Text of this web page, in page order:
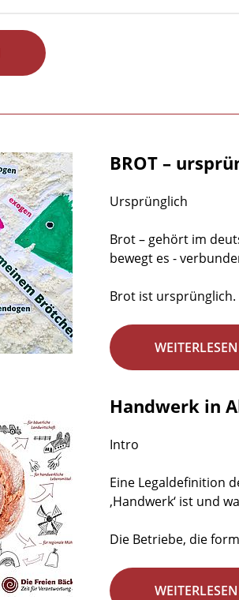
BROT –
Ursprünglich
Brot – gehört im
bewegt es -
Brot ist ursprünglich.
WEITERLESEN
Handwerk in
Intro
Eine Legaldefinition
‚Handwerk‘ ist und
Die Betriebe, die
WEITERLESEN